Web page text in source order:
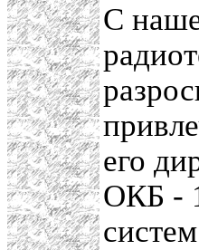
С
его
ОКБ -